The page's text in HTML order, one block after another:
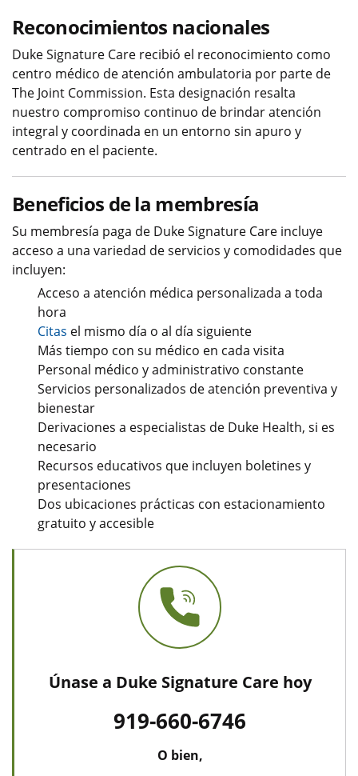
Reconocimientos nacionales
Duke Signature Care recibió el reconocimiento como
centro médico de atención ambulatoria por parte de
The Joint Commission. Esta designación resalta
nuestro compromiso continuo de brindar atención
integral y coordinada en un entorno sin apuro y
centrado en el paciente.
Beneficios de la membresía
Su membresía paga de Duke Signature Care incluye
acceso a una variedad de servicios y comodidades que
incluyen:
Acceso a atención médica personalizada a toda
hora
Citas el mismo día o al día siguiente
Más tiempo con su médico en cada visita
Personal médico y administrativo constante
Servicios personalizados de atención preventiva y
bienestar
Derivaciones a especialistas de Duke Health, si es
necesario
Recursos educativos que incluyen boletines y
presentaciones
Dos ubicaciones prácticas con estacionamiento
gratuito y accesible
Únase a Duke Signature Care hoy
919-660-6746
O bien,